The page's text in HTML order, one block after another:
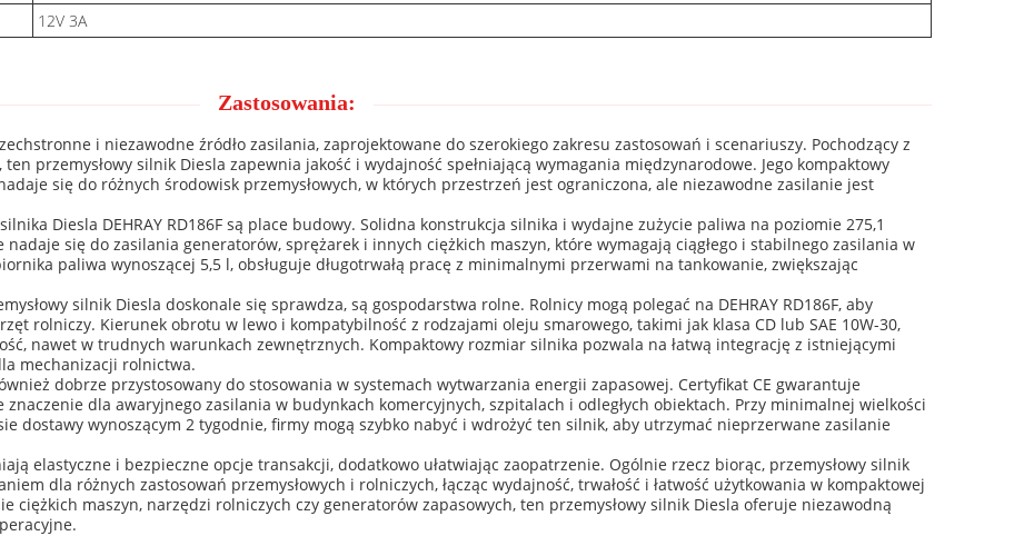
12V 3A
Zastosowania:
i niezawodne źródło zasilania, zaprojektowane do szerokiego zakresu zastosowań i scenariuszy. Pochodzący z
przemysłowy silnik Diesla zapewnia jakość i wydajność spełniającą wymagania międzynarodowe. Jego kompaktowy
się do różnych środowisk przemysłowych, w których przestrzeń jest ograniczona, ale niezawodne zasilanie jest
Diesla DEHRAY RD186F są place budowy. Solidna konstrukcja silnika i wydajne zużycie paliwa na poziomie 275,1
się do zasilania generatorów, sprężarek i innych ciężkich maszyn, które wymagają ciągłego i stabilnego zasilania w
paliwa wynoszącej 5,5 l, obsługuje długotrwałą pracę z minimalnymi przerwami na tankowanie, zwiększając
silnik Diesla doskonale się sprawdza, są gospodarstwa rolne. Rolnicy mogą polegać na DEHRAY RD186F, aby
rolniczy. Kierunek obrotu w lewo i kompatybilność z rodzajami oleju smarowego, takimi jak klasa CD lub SAE 10W-30,
nawet w trudnych warunkach zewnętrznych. Kompaktowy rozmiar silnika pozwala na łatwą integrację z istniejącymi
mechanizacji rolnictwa.
dobrze przystosowany do stosowania w systemach wytwarzania energii zapasowej. Certyfikat CE gwarantuje
dla awaryjnego zasilania w budynkach komercyjnych, szpitalach i odległych obiektach. Przy minimalnej wielkości
dostawy wynoszącym 2 tygodnie, firmy mogą szybko nabyć i wdrożyć ten silnik, aby utrzymać nieprzerwane zasilanie
elastyczne i bezpieczne opcje transakcji, dodatkowo ułatwiając zaopatrzenie. Ogólnie rzecz biorąc, przemysłowy silnik
dla różnych zastosowań przemysłowych i rolniczych, łącząc wydajność, trwałość i łatwość użytkowania w kompaktowej
ciężkich maszyn, narzędzi rolniczych czy generatorów zapasowych, ten przemysłowy silnik Diesla oferuje niezawodną